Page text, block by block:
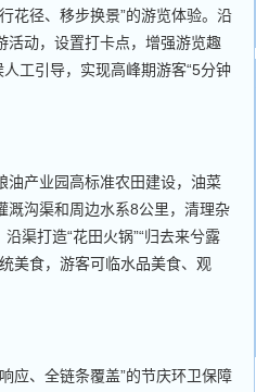
花径、移步换景”的游览体验。沿
活动，设置打卡点，增强游览趣
工引导，实现高峰期游客“5分钟
产业园高标准农田建设，油菜
溉沟渠和周边水系8公里，清理杂
渠打造“花田火锅”“归去来兮露
美食，游客可临水品美食、观
、全链条覆盖”的节庆环卫保障